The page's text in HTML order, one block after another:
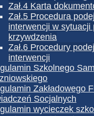
Zał.4 Karta
Zał.5 Procedura
interwencji w sytuacji
krzywdzenia
Zał.6 Procedury
interwencji
Szkolnego
Zakładowego
Socjalnych
wycieczek